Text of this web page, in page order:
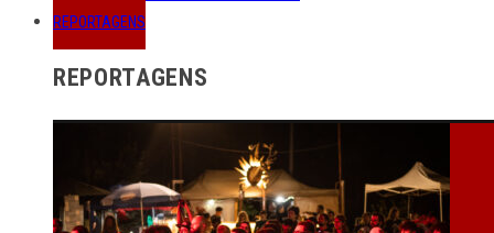
REPORTAGENS
REPORTAGENS